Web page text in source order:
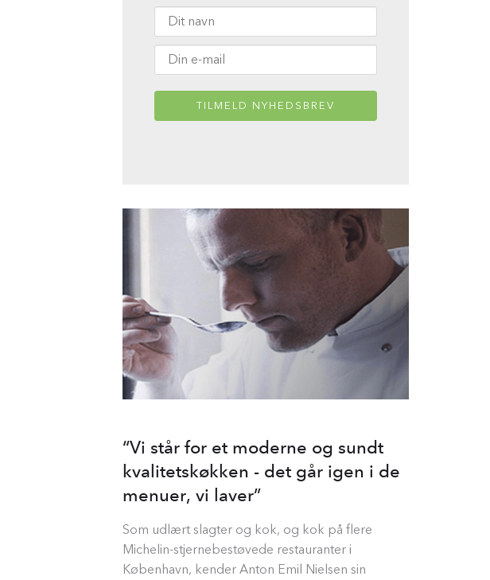
TILMELD NYHEDSBREV
“Vi står for et moderne og sundt
kvalitetskøkken - det går igen i de
menuer, vi laver”
Som udlært slagter og kok, og kok på flere
Michelin-stjernebestøvede restauranter i
København, kender Anton Emil Nielsen sin